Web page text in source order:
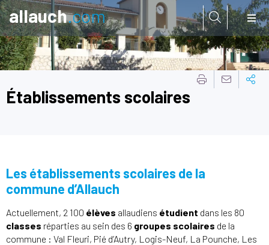
Aller à:allauch.com
Établissements scolaires
Les établissements scolaires de la
commune d’Allauch
Actuellement, 2 100 élèves allaudiens étudient dans les 80
classes réparties au sein des 6 groupes scolaires de la
commune : Val Fleuri, Pié d’Autry, Logis-Neuf, La Pounche, Les